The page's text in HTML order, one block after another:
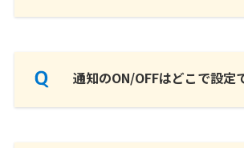
通知のON/OFFはどこで設定